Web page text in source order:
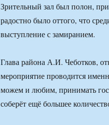
Зрительный зал был полон,
радостно было оттого, что
выступление с замиранием.
Глава района А.И. Чеботков,
мероприятие проводится
можем и любим, принимать
соберёт ещё большее